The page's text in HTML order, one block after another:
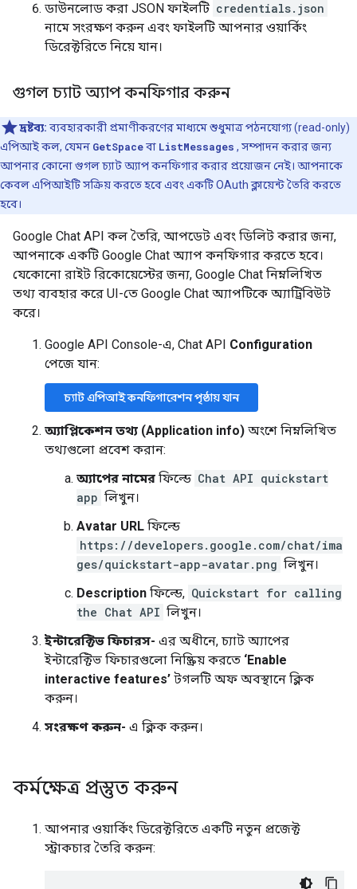
ডাউনলোড করা JSON ফাইলটি credentials.json
নামে সংরক্ষণ করুন এবং ফাইলটি আপনার ওয়ার্কিং
ডিরেক্টরিতে নিয়ে যান।
গুগল চ্যাট অ্যাপ কনফিগার করুন
দ্রষ্টব্য: ব্যবহারকারী প্রমাণীকরণের মাধ্যমে শুধুমাত্র পঠনযোগ্য (read-only)
এপিআই কল, যেমন GetSpaceবা ListMessages , সম্পাদন করার জন্য
আপনার কোনো গুগল চ্যাট অ্যাপ কনফিগার করার প্রয়োজন নেই। আপনাকে
কেবল এপিআইটি সক্রিয় করতে হবে এবং একটি OAuth ক্লায়েন্ট তৈরি করতে
হবে।
Google Chat API কল তৈরি, আপডেট এবং ডিলিট করার জন্য,
আপনাকে একটি Google Chat অ্যাপ কনফিগার করতে হবে।
যেকোনো রাইট রিকোয়েস্টের জন্য, Google Chat নিম্নলিখিত
তথ্য ব্যবহার করে UI-তে Google Chat অ্যাপটিকে অ্যাট্রিবিউট
করে।
Google API Console-এ, Chat API Configuration
পেজে যান:
চ্যাট এপিআই কনফিগারেশন পৃষ্ঠায় যান
অ্যাপ্লিকেশন তথ্য (Application info) অংশে নিম্নলিখিত
তথ্যগুলো প্রবেশ করান:
অ্যাপের নামের ফিল্ডে Chat API quickstart
app লিখুন।
Avatar URL ফিল্ডে
https://developers.google.com/chat/ima
ges/quickstart-app-avatar.png লিখুন।
Description ফিল্ডে, Quickstart for calling
the Chat API লিখুন।
ইন্টারেক্টিভ ফিচারস- এর অধীনে, চ্যাট অ্যাপের
ইন্টারেক্টিভ ফিচারগুলো নিষ্ক্রিয় করতে ‘Enable
interactive features’ টগলটি অফ অবস্থানে ক্লিক
করুন।
সংরক্ষণ করুন- এ ক্লিক করুন।
কর্মক্ষেত্র প্রস্তুত করুন
আপনার ওয়ার্কিং ডিরেক্টরিতে একটি নতুন প্রজেক্ট
স্ট্রাকচার তৈরি করুন: